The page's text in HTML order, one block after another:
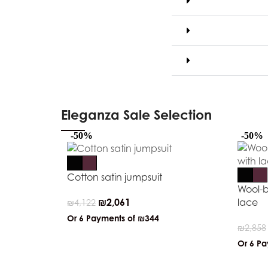
Eleganza Sale Selection
-50%
Cotton satin jumpsuit
₪4,122 ₪2,061
Or 6 Payments of ₪344
-50%
Wool-
lace
₪2,858
Or 6